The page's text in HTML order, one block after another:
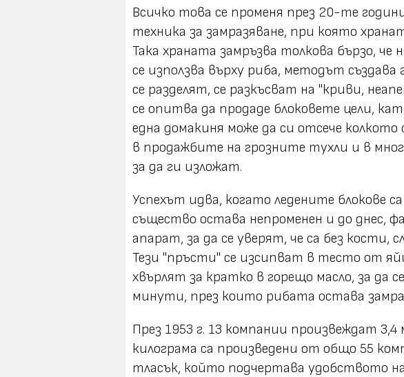
Всичко това се променя през 20-те
техника за замразяване, при която
Така храната замръзва толкова бързо,
се използва върху риба, методът
се разделят, се разкъсват на "криви,
се опитва да продаде блоковете цели,
една домакиня може да си отсече
в продажбите на грозните тухли и в
за да ги изложат.
Успехът идва, когато ледените блокове
същество остава непроменен и до днес,
апарат, за да се уверят, че са без
Тези "пръсти" се изсипват в тесто от
хвърлят за кратко в горещо масло, за
минути, през които рибата остава
През 1953 г. 13 компании произвеждат
килограма са произведени от общо 55
тласък, който подчертава удобството